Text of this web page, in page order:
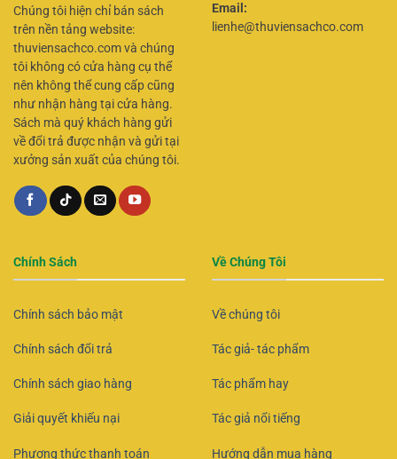
Chúng tôi hiện chỉ bán sách
trên nền tảng website:
thuviensachco.com và chúng
tôi không có cửa hàng cụ thể
nên không thể cung cấp cũng
như nhận hàng tại cửa hàng.
Sách mà quý khách hàng gửi
về đổi trả được nhận và gửi tại
xưởng sản xuất của chúng tôi.
Email:
lienhe@thuviensachco.com
Chính Sách
Chính sách bảo mật
Chính sách đổi trả
Chính sách giao hàng
Giải quyết khiếu nại
Phương thức thanh toán
Về Chúng Tôi
Về chúng tôi
Tác giả- tác phẩm
Tác phẩm hay
Tác giả nổi tiếng
Hướng dẫn mua hàng